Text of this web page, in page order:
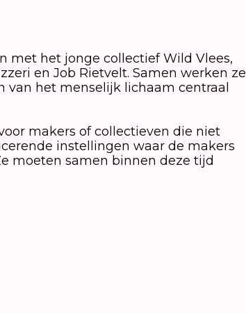
met het jonge collectief Wild Vlees,
en Job Rietvelt. Samen werken ze
het menselijk lichaam centraal
makers of collectieven die niet
instellingen waar de makers
moeten samen binnen deze tijd